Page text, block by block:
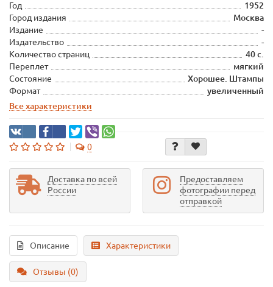
Год
1952
Город издания
Москва
Издание
-
Издательство
-
Количество страниц
40 с.
Переплет
мягкий
Состояние
Хорошее. Штампы
Формат
увеличенный
Все характеристики
0
Доставка по всей
России
Предоставляем
фотографии перед
отправкой
Описание Характеристики
Отзывы (0)